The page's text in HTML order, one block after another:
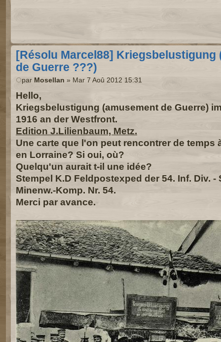
[Résolu Marcel88] Kriegsbelustigung
de Guerre ???)
par Mosellan » Mar 7 Aoû 2012 15:31
Hello,
Kriegsbelustigung (amusement de Guerre)
1916 an der Westfront.
Edition J.Lilienbaum, Metz.
Une carte que l'on peut rencontrer de temps
en Lorraine? Si oui, où?
Quelqu'un aurait t-il une idée?
Stempel K.D Feldpostexped der 54. Inf. Div. -
Minenw.-Komp. Nr. 54.
Merci par avance.